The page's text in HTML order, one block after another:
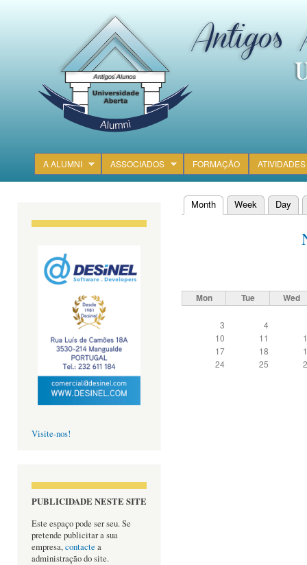
Main menu
A ALUMNI ASSOCIADOS FORMAÇÃO ATIVIDADES
Visite-nos!
PUBLICIDADE NESTE SITE
Este espaço pode ser seu. Se
pretende publicitar a sua
empresa,contacte a
administração do site.
Primary tabs
Month (active tab)
Week Day
Mon Tue Wed
3
4
10
11
17
18
24
25